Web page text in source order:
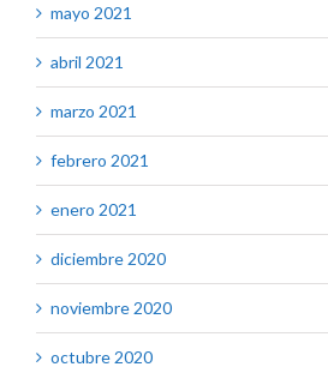
mayo 2021
abril 2021
marzo 2021
febrero 2021
enero 2021
diciembre 2020
noviembre 2020
octubre 2020